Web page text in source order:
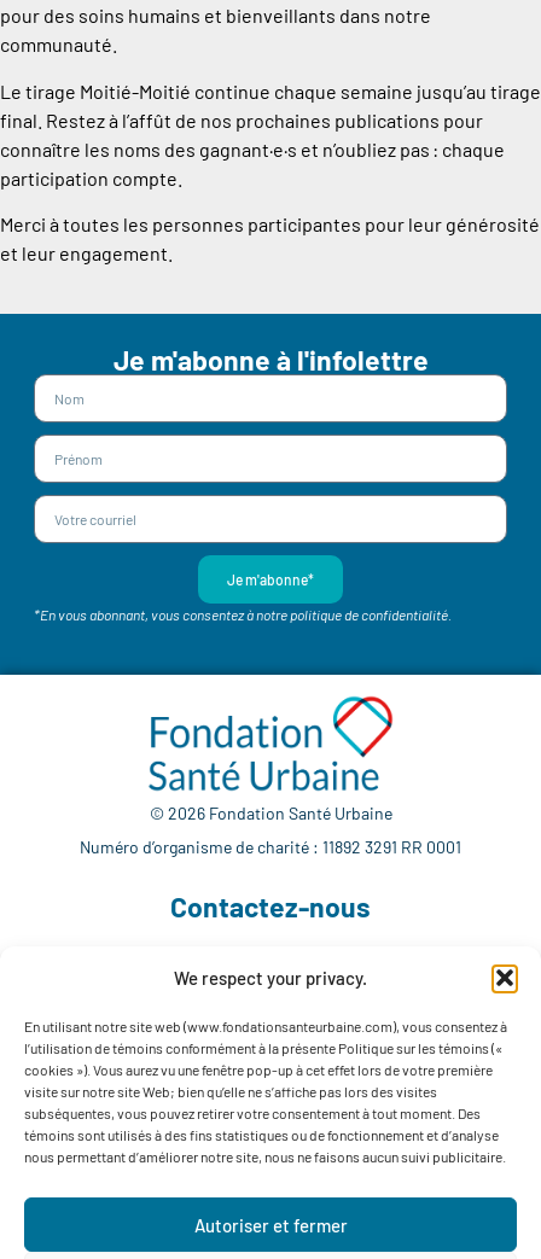
We respect your privacy.
En utilisant notre site web (www.fondationsanteurbaine.com), vous consentez à
l’utilisation de témoins conformément à la présente Politique sur les témoins («
cookies »). Vous aurez vu une fenêtre pop-up à cet effet lors de votre première
visite sur notre site Web; bien qu’elle ne s’affiche pas lors des visites
subséquentes, vous pouvez retirer votre consentement à tout moment. Des
témoins sont utilisés à des fins statistiques ou de fonctionnement et d’analyse
nous permettant d’améliorer notre site, nous ne faisons aucun suivi publicitaire.
Autoriser et fermer
pour des soins humains et bienveillants dans notre
communauté.
Le tirage Moitié-Moitié continue chaque semaine jusqu’au tirage
final. Restez à l’affût de nos prochaines publications pour
connaître les noms des gagnant·e·s et n’oubliez pas : chaque
participation compte.
Merci à toutes les personnes participantes pour leur générosité
et leur engagement.
Je m'abonne à l'infolettre
Je m'abonne*
*En vous abonnant, vous consentez à notre politique de confidentialité.
© 2026 Fondation Santé Urbaine
Numéro d’organisme de charité : 11892 3291 RR 0001
Contactez-nous
info@fondationsanteurbaine.com
1560 rue Sherbrooke Est, local F-1123
Montréal, QC H2L 4M1
Suivez-nous